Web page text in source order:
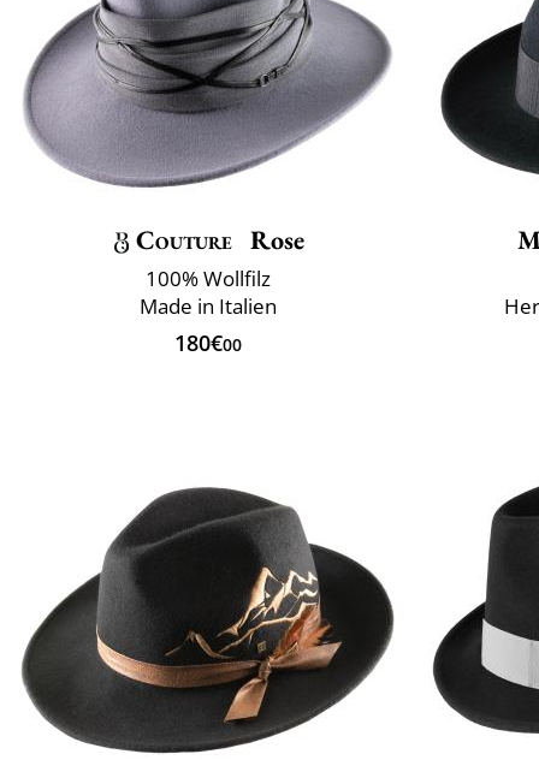
Couture Rose
100% Wollfilz
Made in Italien
180€00